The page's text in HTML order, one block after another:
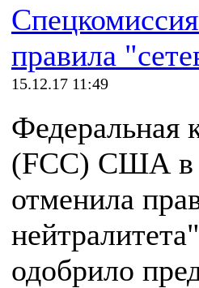
правила
15.12.17 11:49
Федеральная
(FCC) США в
отменила
одобрило